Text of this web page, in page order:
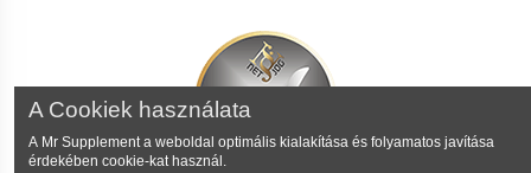
A Cookiek használata
A Mr Supplement a weboldal optimális kialakítása és folyamatos javítása
érdekében cookie-kat használ.